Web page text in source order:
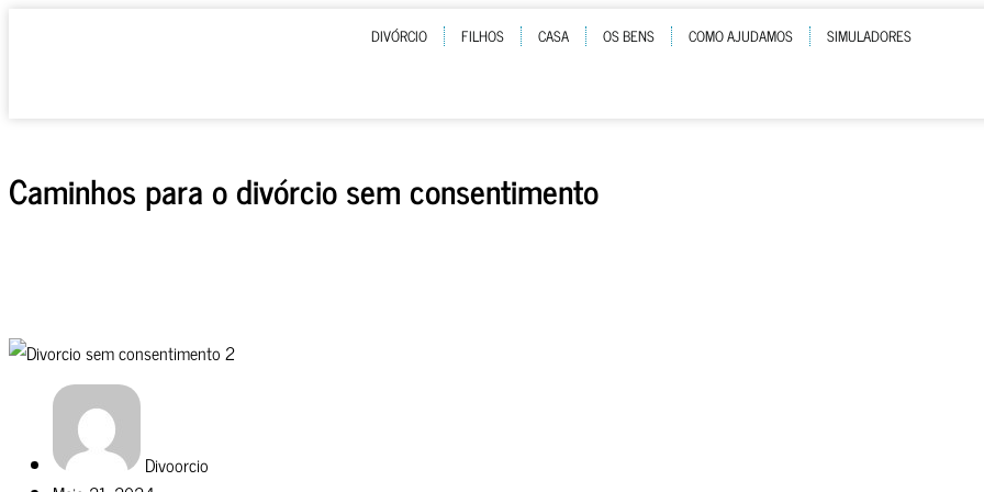
DIVÓRCIO FILHOS CASA OS BENS COMO AJUDAMOS SIMULADORES
Caminhos para o divórcio sem consentimento
Divoorcio